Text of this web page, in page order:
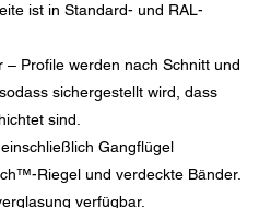
ist in Standard- und RAL-
– Profile werden nach Schnitt und
sichergestellt wird, dass
sind.
Gangflügel
Riegel und verdeckte Bänder.
verfügbar.